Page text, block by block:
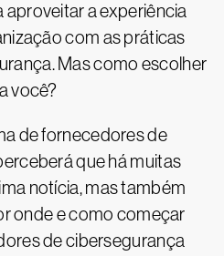
a experiência
com as práticas
Mas como escolher
você?
de fornecedores de
que há muitas
notícia, mas também
onde e como começar
de cibersegurança